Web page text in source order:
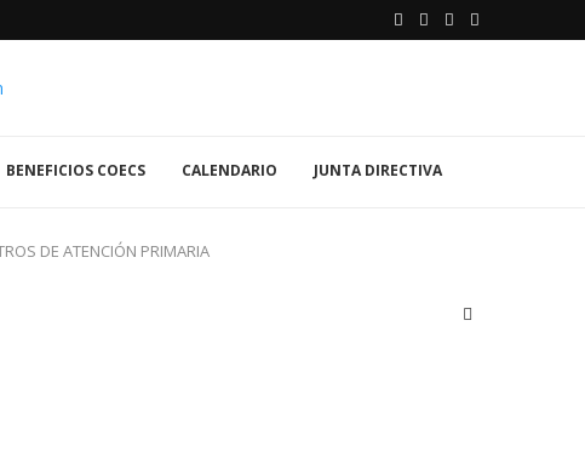
BENEFICIOS COECS CALENDARIO JUNTA DIRECTIVA
DE ATENCIÓN PRIMARIA